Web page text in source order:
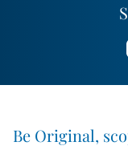
Be Original,